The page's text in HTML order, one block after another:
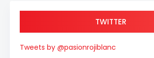
TWITTER
Tweets by @pasionrojiblanc